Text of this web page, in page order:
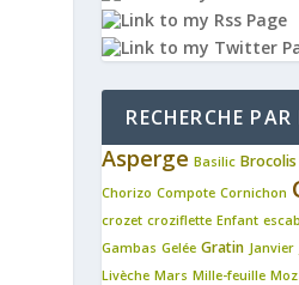
RECHERCHE
Asperge Basilic Brocolis
Chorizo Compote Cornichon
crozet croziflette Enfant
Gambas Gelée Gratin Janvier
Livèche Mars Mille-feuille